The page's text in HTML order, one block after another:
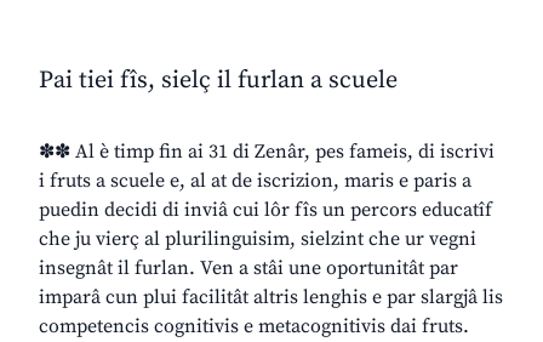
Pai tiei fîs, sielç il furlan a scuele
✽✽ Al è timp fin ai 31 di Zenâr, pes fameis, di iscrivi
i fruts a scuele e, al at de iscrizion, maris e paris a
puedin decidi di inviâ cui lôr fîs un percors educatîf
che ju vierç al plurilinguisim, sielzint che ur vegni
insegnât il furlan. Ven a stâi une oportunitât par
imparâ cun plui facilitât altris lenghis e par slargjâ lis
competencis cognitivis e metacognitivis dai fruts.